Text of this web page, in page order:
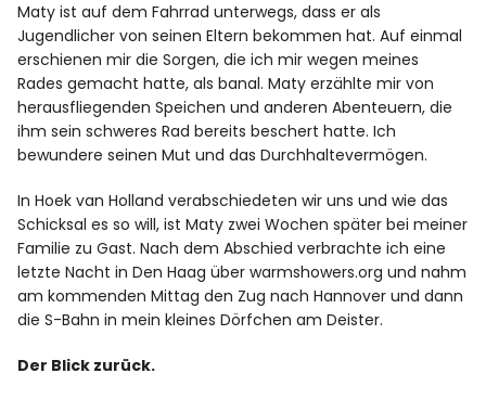
Maty ist auf dem Fahrrad unterwegs, dass er als
Jugendlicher von seinen Eltern bekommen hat. Auf einmal
erschienen mir die Sorgen, die ich mir wegen meines
Rades gemacht hatte, als banal. Maty erzählte mir von
herausfliegenden Speichen und anderen Abenteuern, die
ihm sein schweres Rad bereits beschert hatte. Ich
bewundere seinen Mut und das Durchhaltevermögen.
In Hoek van Holland verabschiedeten wir uns und wie das
Schicksal es so will, ist Maty zwei Wochen später bei meiner
Familie zu Gast. Nach dem Abschied verbrachte ich eine
letzte Nacht in Den Haag über warmshowers.org und nahm
am kommenden Mittag den Zug nach Hannover und dann
die S-Bahn in mein kleines Dörfchen am Deister.
Der Blick zurück.